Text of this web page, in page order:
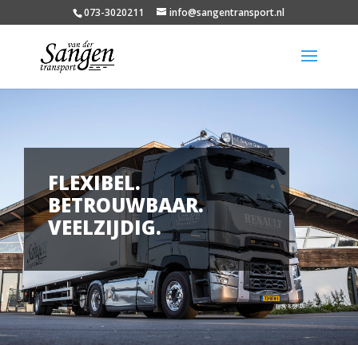
073-3020211 info@sangentransport.nl
FLEXIBEL.
BETROUWBAAR.
VEELZIJDIG.